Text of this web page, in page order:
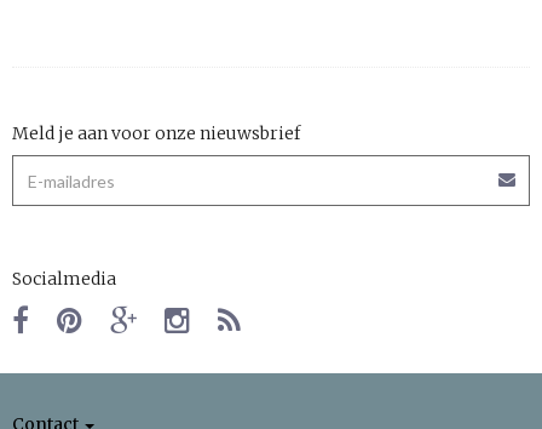
Meld je aan voor onze nieuwsbrief
Socialmedia